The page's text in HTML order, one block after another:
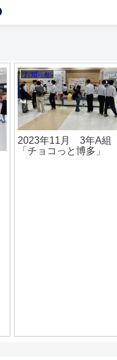
お知らせ